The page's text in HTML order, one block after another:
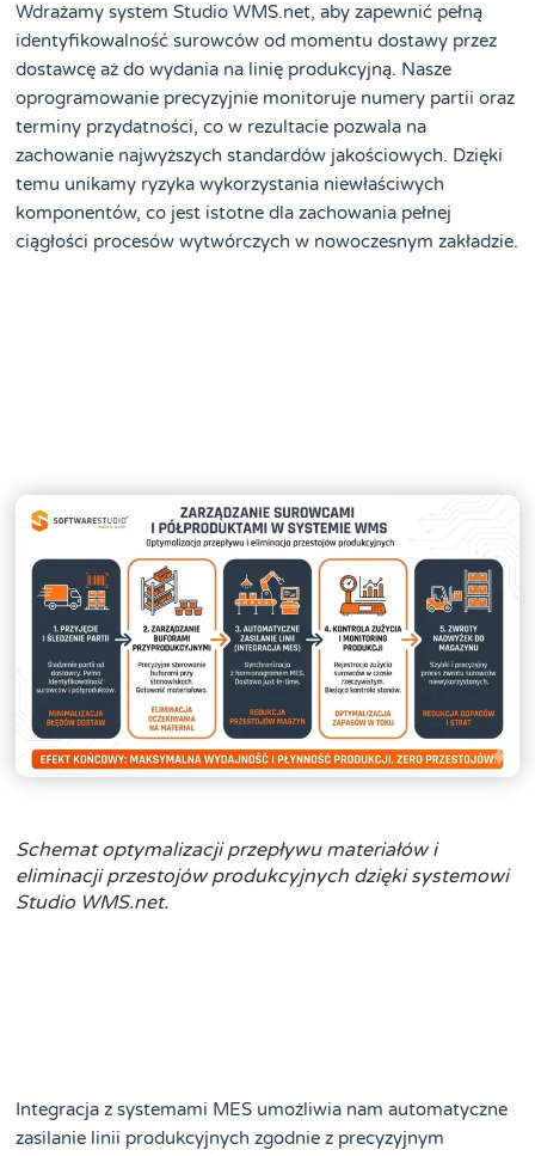
Wdrażamy system Studio WMS.net, aby zapewnić pełną
identyfikowalność surowców od momentu dostawy przez
dostawcę aż do wydania na linię produkcyjną. Nasze
oprogramowanie precyzyjnie monitoruje numery partii oraz
terminy przydatności, co w rezultacie pozwala na
zachowanie najwyższych standardów jakościowych. Dzięki
temu unikamy ryzyka wykorzystania niewłaściwych
komponentów, co jest istotne dla zachowania pełnej
ciągłości procesów wytwórczych w nowoczesnym zakładzie.
Schemat optymalizacji przepływu materiałów i
eliminacji przestojów produkcyjnych dzięki systemowi
Studio WMS.net.
Integracja z systemami MES umożliwia nam automatyczne
zasilanie linii produkcyjnych zgodnie z precyzyjnym